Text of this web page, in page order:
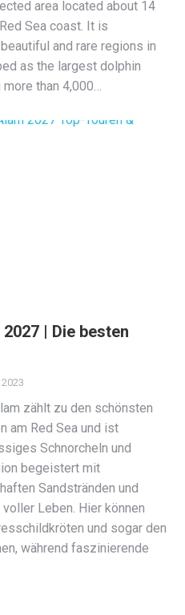
area located about 14
Sea coast. It is
and rare regions in
as the largest dolphin
than 4,000…
| Die besten
zählt zu den schönsten
am Red Sea und ist
Schnorcheln und
begeistert mit
Sandstränden und
Leben. Hier können
und sogar den
während faszinierende